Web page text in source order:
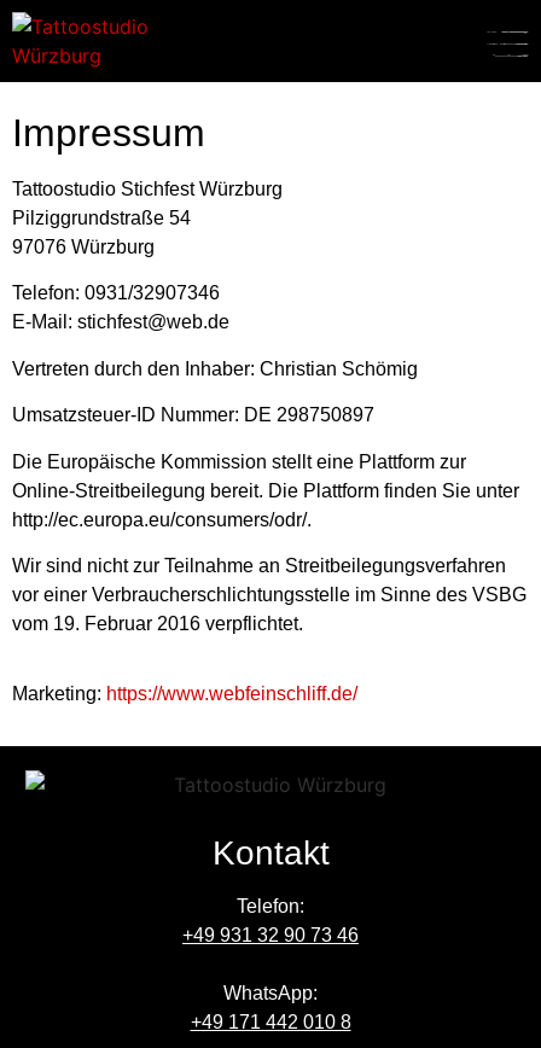
Impressum
Tattoostudio Stichfest Würzburg
Pilziggrundstraße 54
97076 Würzburg
Telefon: 0931/32907346
E-Mail: stichfest@web.de
Vertreten durch den Inhaber: Christian Schömig
Umsatzsteuer-ID Nummer: DE 298750897
Die Europäische Kommission stellt eine Plattform zur
Online-Streitbeilegung bereit. Die Plattform finden Sie unter
http://ec.europa.eu/consumers/odr/.
Wir sind nicht zur Teilnahme an Streitbeilegungsverfahren
vor einer Verbraucherschlichtungsstelle im Sinne des VSBG
vom 19. Februar 2016 verpflichtet.
Marketing: https://www.webfeinschliff.de/
Kontakt
Telefon:
+49 931 32 90 73 46
WhatsApp:
+49 171 442 010 8